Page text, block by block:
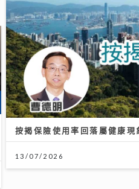
按揭保險使用率回落屬健康現
13/07/2026